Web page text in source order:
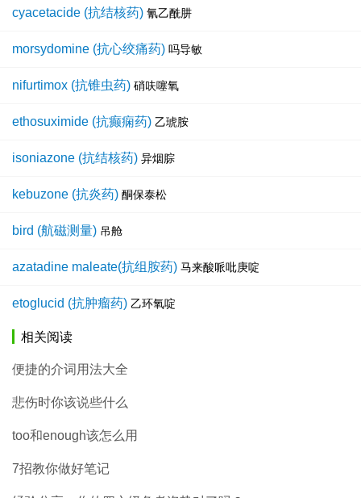
cyacetacide (抗结核药) 氰乙酰肼
morsydomine (抗心绞痛药) 吗导敏
nifurtimox (抗锥虫药) 硝呋噻氧
ethosuximide (抗癫痫药) 乙琥胺
isoniazone (抗结核药) 异烟腙
kebuzone (抗炎药) 酮保泰松
bird (航磁测量) 吊舱
azatadine maleate(抗组胺药) 马来酸哌吡庚啶
etoglucid (抗肿瘤药) 乙环氧啶
相关阅读
便捷的介词用法大全
悲伤时你该说些什么
too和enough该怎么用
7招教你做好笔记